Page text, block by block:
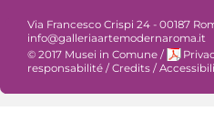
Via Francesco Crispi 24 - 00187
info@galleriaartemodernaroma.it
© 2017 Musei in Comune /
responsabilité / Credits /